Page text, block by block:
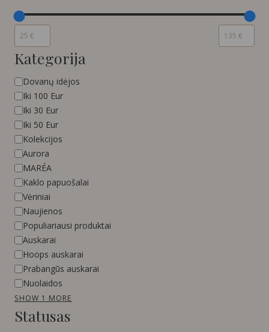
Kategorija
Kategorija
Dovanų idėjos
Iki 100 Eur
Iki 30 Eur
Iki 50 Eur
Kolekcijos
Aurora
MARÉA
Kaklo papuošalai
Vėriniai
Naujienos
Populiariausi produktai
Auskarai
Hoops auskarai
Prabangūs auskarai
Nuolaidos
SHOW 1 MORE
Statusas